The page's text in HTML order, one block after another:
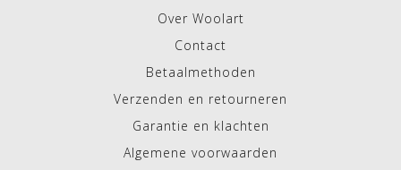
Over Woolart
Contact
Betaalmethoden
Verzenden en retourneren
Garantie en klachten
Algemene voorwaarden